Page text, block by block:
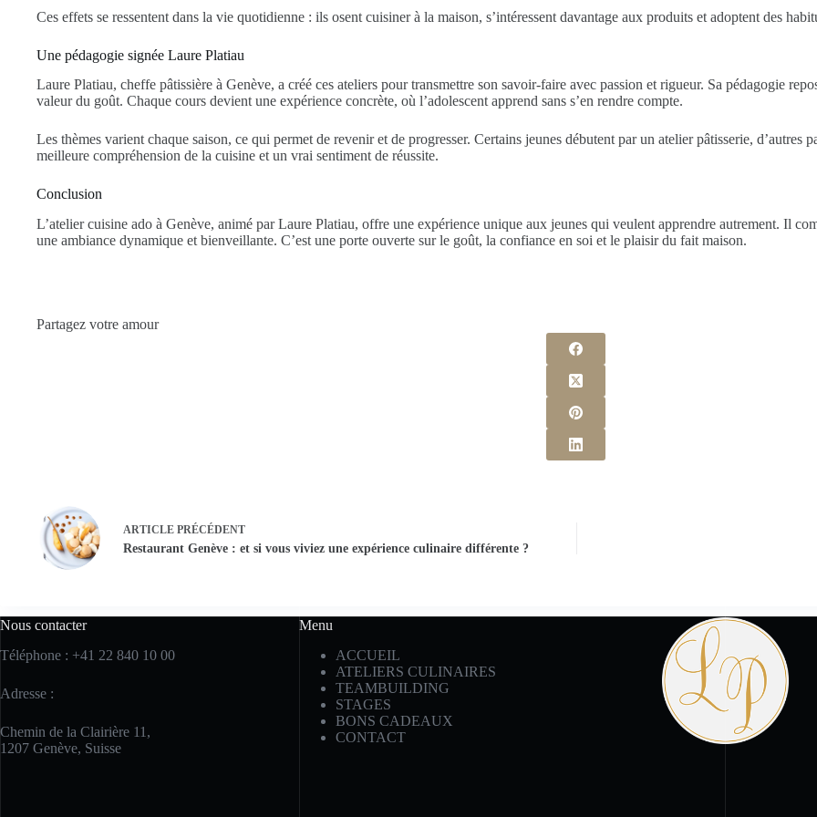
Ces effets se ressentent dans la vie quotidienne : ils osent cuisiner à la maison, s’intéressent davantage aux produits et adoptent des
Une pédagogie signée Laure Platiau
Laure Platiau, cheffe pâtissière à Genève, a créé ces ateliers pour transmettre son savoir-faire avec passion et rigueur. Sa pédagogie
valeur du goût. Chaque cours devient une expérience concrète, où l’adolescent apprend sans s’en rendre compte.
Les thèmes varient chaque saison, ce qui permet de revenir et de progresser. Certains jeunes débutent par un atelier pâtisserie, d’autres
meilleure compréhension de la cuisine et un vrai sentiment de réussite.
Conclusion
L’atelier cuisine ado à Genève, animé par Laure Platiau, offre une expérience unique aux jeunes qui veulent apprendre autrement. Il
une ambiance dynamique et bienveillante. C’est une porte ouverte sur le goût, la confiance en soi et le plaisir du fait maison.
Partagez votre amour
ARTICLE PRÉCÉDENT
Restaurant Genève : et si vous viviez une expérience culinaire différente ?
Nous contacter
Téléphone : +41 22 840 10 00
Adresse :
Chemin de la Clairière 11,
1207 Genève, Suisse
Menu
ACCUEIL
ATELIERS CULINAIRES
TEAMBUILDING
STAGES
BONS CADEAUX
CONTACT